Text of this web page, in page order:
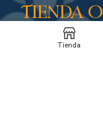
Tienda
Tienda